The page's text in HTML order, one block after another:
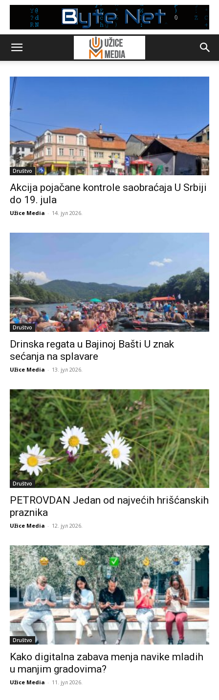
Društvo
Akcija pojačane kontrole saobraćaja U Srbiji
do 19. jula
Užice Media - 14. јул 2026.
Društvo
Drinska regata u Bajinoj Bašti U znak
sećanja na splavare
Užice Media - 13. јул 2026.
Društvo
PETROVDAN Jedan od najvećih hrišćanskih
praznika
Užice Media - 12. јул 2026.
Društvo
Kako digitalna zabava menja navike mladih
u manjim gradovima?
Užice Media - 11. јул 2026.